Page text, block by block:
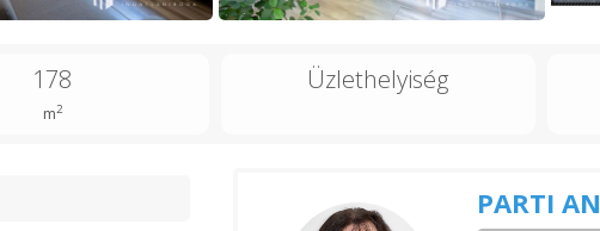
178
m2
Üzlethelyiség
PARTI